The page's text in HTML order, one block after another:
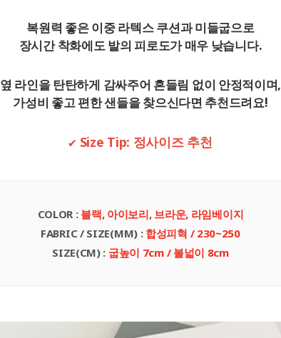
복원력 좋은 이중 라텍스 쿠션과 미들굽으로
장시간 착화에도 발의 피로도가 매우 낮습니다.
옆 라인을 탄탄하게 감싸주어 흔들림 없이 안정적이며,
가성비 좋고 편한 샌들을 찾으신다면 추천드려요!
✔ Size Tip: 정사이즈 추천
COLOR : 블랙, 아이보리, 브라운, 라임베이지
FABRIC / SIZE(MM): 합성피혁 / 230~250
SIZE(CM): 굽높이 7cm / 볼넓이 8cm